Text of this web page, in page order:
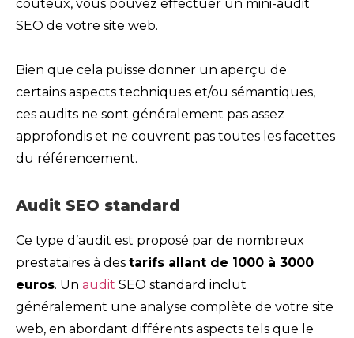
coûteux, vous pouvez effectuer un mini-audit
SEO de votre site web.
Bien que cela puisse donner un aperçu de
certains aspects techniques et/ou sémantiques,
ces audits ne sont généralement pas assez
approfondis et ne couvrent pas toutes les facettes
du référencement.
Audit SEO standard
Ce type d’audit est proposé par de nombreux
prestataires à des tarifs allant de 1000 à 3000
euros. Un audit SEO standard inclut
généralement une analyse complète de votre site
web, en abordant différents aspects tels que le